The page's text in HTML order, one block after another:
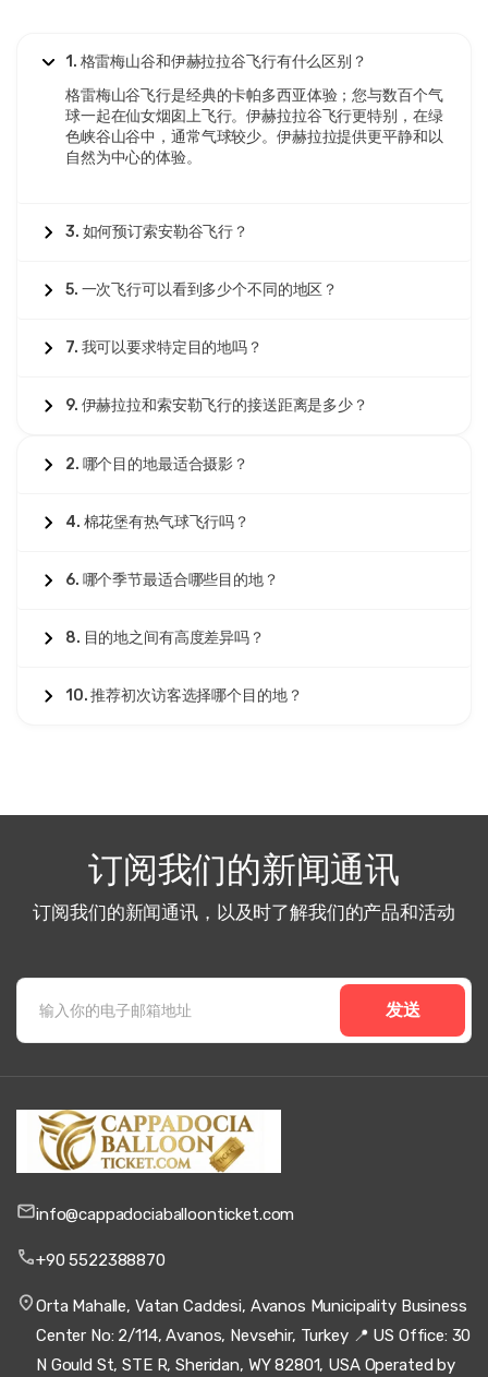
1. 格雷梅山谷和伊赫拉拉谷飞行有什么区别？
格雷梅山谷飞行是经典的卡帕多西亚体验；您与数百个气
球一起在仙女烟囱上飞行。伊赫拉拉谷飞行更特别，在绿
色峡谷山谷中，通常气球较少。伊赫拉拉提供更平静和以
自然为中心的体验。
3. 如何预订索安勒谷飞行？
5. 一次飞行可以看到多少个不同的地区？
7. 我可以要求特定目的地吗？
9. 伊赫拉拉和索安勒飞行的接送距离是多少？
2. 哪个目的地最适合摄影？
4. 棉花堡有热气球飞行吗？
6. 哪个季节最适合哪些目的地？
8. 目的地之间有高度差异吗？
10. 推荐初次访客选择哪个目的地？
订阅我们的新闻通讯
订阅我们的新闻通讯，以及时了解我们的产品和活动
发送
info@cappadociaballoonticket.com
+90 5522388870
Orta Mahalle, Vatan Caddesi, Avanos Municipality Business
Center No: 2/114, Avanos, Nevsehir, Turkey 📍 US Office: 30
N Gould St, STE R, Sheridan, WY 82801, USA Operated by